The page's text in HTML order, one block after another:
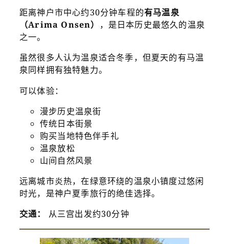
距离神户市中心约30分钟车程的有马温泉
（Arima Onsen）
，是日本历史最悠久的温泉
之一。
虽然很多人认为温泉适合冬季，但夏天的有马温
泉同样拥有独特魅力。
可以体验：
漫步历史温泉街
传统日本街景
购买当地特色伴手礼
温泉放松
山间自然风景
远离城市炎热，在绿意环绕的温泉小镇度过悠闲
时光，是神户夏季旅行的绝佳选择。
交通：
从三宫出发约30分钟